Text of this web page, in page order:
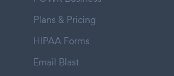
Plans & Pricing
HIPAA Forms
Email Blast